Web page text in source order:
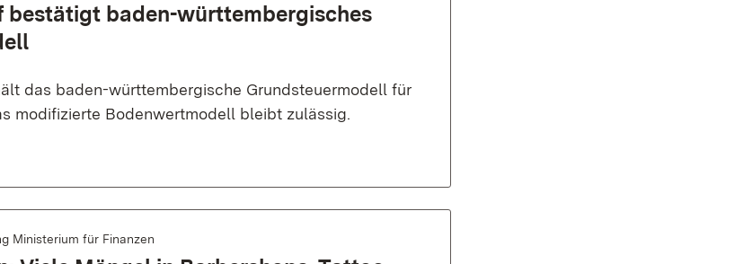
bestätigt baden-württembergisches
das baden-württembergische Grundsteuermodell für
modifizierte Bodenwertmodell bleibt zulässig.
Ministerium für Finanzen